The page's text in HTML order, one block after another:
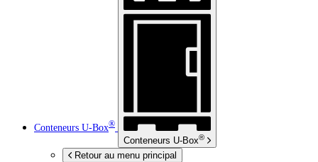
Conteneurs U-Box®
Conteneurs U-Box®
Retour au menu principal